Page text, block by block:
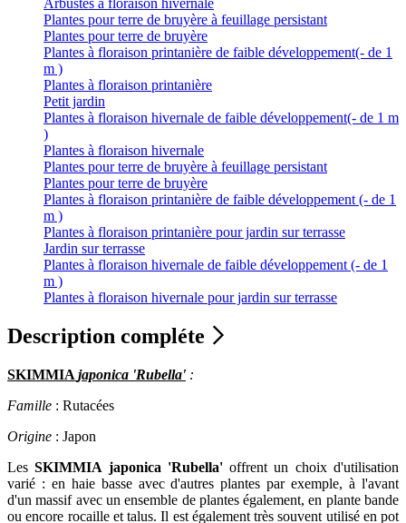
Arbustes à floraison hivernale
Plantes pour terre de bruyère à feuillage persistant
Plantes pour terre de bruyère
Plantes à floraison printanière de faible développement(- de 1
m )
Plantes à floraison printanière
Petit jardin
Plantes à floraison hivernale de faible développement(- de 1 m
)
Plantes à floraison hivernale
Plantes pour terre de bruyère à feuillage persistant
Plantes pour terre de bruyère
Plantes à floraison printanière de faible développement (- de 1
m )
Plantes à floraison printanière pour jardin sur terrasse
Jardin sur terrasse
Plantes à floraison hivernale de faible développement (- de 1
m )
Plantes à floraison hivernale pour jardin sur terrasse
Description compléte
SKIMMIA japonica 'Rubella' :
Famille : Rutacées
Origine : Japon
LesSKIMMIA japonica 'Rubella' offrent un choix d'utilisation
varié : en haie basse avec d'autres plantes par exemple, à l'avant
d'un massif avec un ensemble de plantes également, en plante bande
ou encore rocaille et talus. Il est également très souvent utilisé en pot